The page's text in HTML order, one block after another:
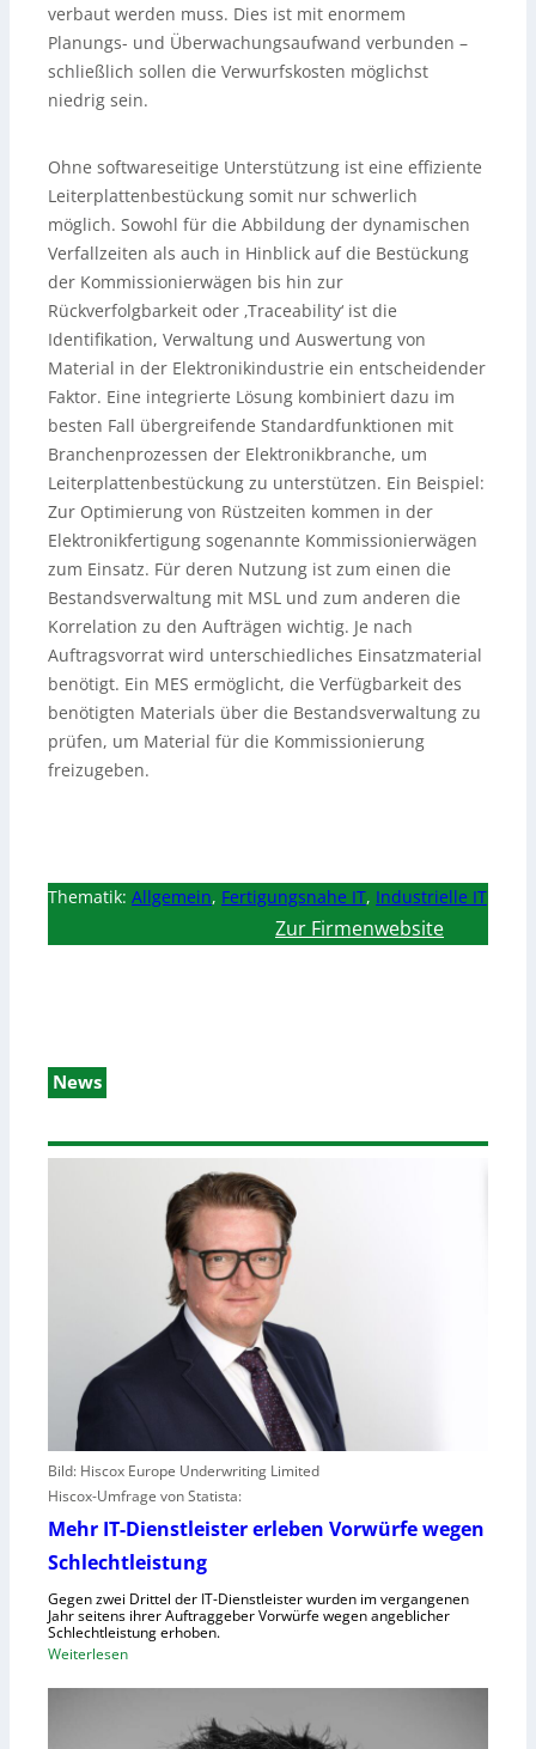
verbaut werden muss. Dies ist mit enormem
Planungs- und Überwachungsaufwand verbunden –
schließlich sollen die Verwurfskosten möglichst
niedrig sein.
Ohne softwareseitige Unterstützung ist eine effiziente
Leiterplattenbestückung somit nur schwerlich
möglich. Sowohl für die Abbildung der dynamischen
Verfallzeiten als auch in Hinblick auf die Bestückung
der Kommissionierwägen bis hin zur
Rückverfolgbarkeit oder ‚Traceability‘ ist die
Identifikation, Verwaltung und Auswertung von
Material in der Elektronikindustrie ein entscheidender
Faktor. Eine integrierte Lösung kombiniert dazu im
besten Fall übergreifende Standardfunktionen mit
Branchenprozessen der Elektronikbranche, um
Leiterplattenbestückung zu unterstützen. Ein Beispiel:
Zur Optimierung von Rüstzeiten kommen in der
Elektronikfertigung sogenannte Kommissionierwägen
zum Einsatz. Für deren Nutzung ist zum einen die
Bestandsverwaltung mit MSL und zum anderen die
Korrelation zu den Aufträgen wichtig. Je nach
Auftragsvorrat wird unterschiedliches Einsatzmaterial
benötigt. Ein MES ermöglicht, die Verfügbarkeit des
benötigten Materials über die Bestandsverwaltung zu
prüfen, um Material für die Kommissionierung
freizugeben.
Thematik: Allgemein, Fertigungsnahe IT, Industrielle IT
Zur Firmenwebsite
News
Bild: Hiscox Europe Underwriting Limited
Hiscox-Umfrage von Statista:
Mehr IT-Dienstleister erleben Vorwürfe wegen
Schlechtleistung
Gegen zwei Drittel der IT-Dienstleister wurden im vergangenen
Jahr seitens ihrer Auftraggeber Vorwürfe wegen angeblicher
Schlechtleistung erhoben.
Weiterlesen: